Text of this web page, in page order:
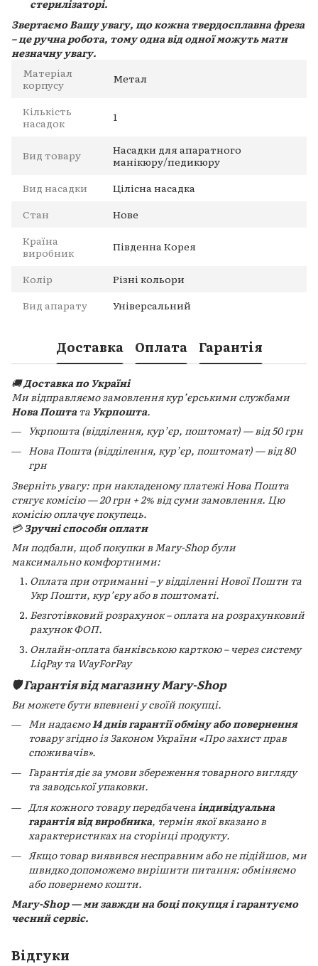
стерилізаторі.
Звертаємо Вашу увагу, що кожна твердосплавна фреза
– це ручна робота, тому одна від одної можуть мати
незначну увагу.
Матеріал
корпусу
Метал
Кількість
насадок
1
Вид товару
Насадки для апаратного
манікюру/педикюру
Вид насадки
Цілісна насадка
Стан
Нове
Країна
виробник
Південна Корея
Колір
Різні кольори
Вид апарату
Універсальний
Доставка Оплата Гарантія
🚚Доставка по Україні
Ми відправляємо замовлення кур’єрськими службами
Нова Пошта та Укрпошта.
Укрпошта (відділення, кур’єр, поштомат) — від 50 грн
Нова Пошта (відділення, кур’єр, поштомат) — від 80
грн
Зверніть увагу: при накладеному платежі Нова Пошта
стягує комісію — 20 грн + 2% від суми замовлення. Цю
комісію оплачує покупець.
💳Зручні способи оплати
Ми подбали, щоб покупки в Mary-Shop були
максимально комфортними:
Оплата при отриманні – у відділенні Нової Пошти та
Укр Пошти, кур’єру або в поштоматі.
Безготівковий розрахунок – оплата на розрахунковий
рахунок ФОП.
Онлайн-оплата банківською карткою – через систему
LiqPay та WayForPay
🛡️ Гарантія від магазину Mary-Shop
Ви можете бути впевнені у своїй покупці.
Ми надаємо14 днів гарантії обміну або повернення
товару згідно із Законом України «Про захист прав
споживачів».
Гарантія діє за умови збереження товарного вигляду
та заводської упаковки.
Для кожного товару передбачена індивідуальна
гарантія від виробника, термін якої вказано в
характеристиках на сторінці продукту.
Якщо товар виявився несправним або не підійшов, ми
швидко допоможемо вирішити питання: обміняємо
або повернемо кошти.
Mary-Shop — ми завжди на боці покупця і гарантуємо
чесний сервіс.
Відгуки